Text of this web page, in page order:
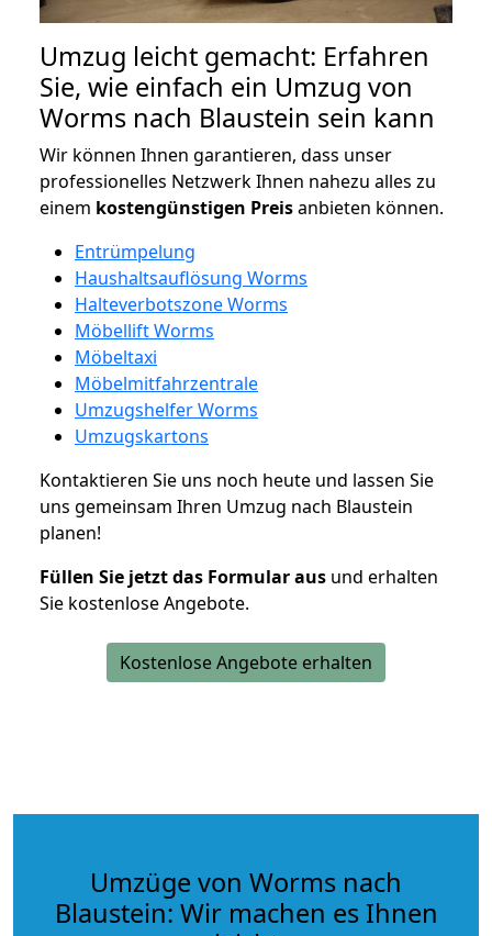
Umzug leicht gemacht: Erfahren
Sie, wie einfach ein Umzug von
Worms nach Blaustein sein kann
Wir können Ihnen garantieren, dass unser
professionelles Netzwerk Ihnen nahezu alles zu
einem kostengünstigen Preisanbieten können.
Entrümpelung
Haushaltsauflösung Worms
Halteverbotszone Worms
Möbellift Worms
Möbeltaxi
Möbelmitfahrzentrale
Umzugshelfer Worms
Umzugskartons
Kontaktieren Sie uns noch heute und lassen Sie
uns gemeinsam Ihren Umzug nach Blaustein
planen!
Füllen Sie jetzt das Formular aus und erhalten
Sie kostenlose Angebote.
Kostenlose Angebote erhalten
Umzüge von Worms nach
Blaustein: Wir machen es Ihnen